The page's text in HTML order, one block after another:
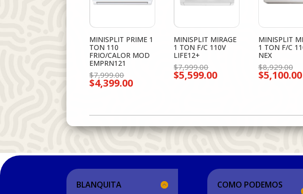
MINISPLIT PRIME 1
TON 110
FRIO/CALOR MOD
EMPRN121
$7,999.00El
precio
$4,399.00El
$4,399.00.
MINISPLIT MIRAGE
1 TON F/C 110V
LIFE12+
$7,999.00El
precio
$5,599.00El
MINISPLIT
1 TON F/C
NEX
$8,929.00El
$5,100.00El
BLANQUITA
COMO PODEMOS